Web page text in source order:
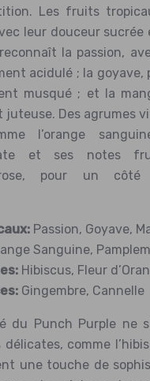
Les fruits
leur douceur
la passion,
acidulé ; la goyave,
musqué ; et la
juteuse. Des agrumes
l’orange
et ses notes
rose, pour un
Passion, Goyave,
Sanguine,
Hibiscus, Fleur
Gingembre, Cannelle
du Punch Purple ne
délicates, comme
une touche de